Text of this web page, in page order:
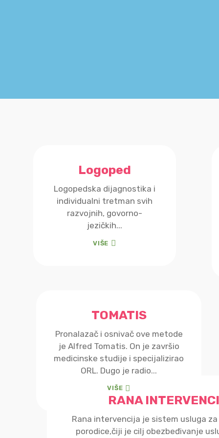
Logoped
Logopedska dijagnostika i
individualni tretman svih
razvojnih, govorno-
jezičkih...
VIŠE
TOMATIS
Pronalazač i osnivač ove metode
je Alfred Tomatis. On je završio
medicinske studije i specijalizirao
ORL. Dugo je radio...
VIŠE
RANA
Rana intervencija je sistem usluga
porodice,čiji je cilj obezbeđivanje